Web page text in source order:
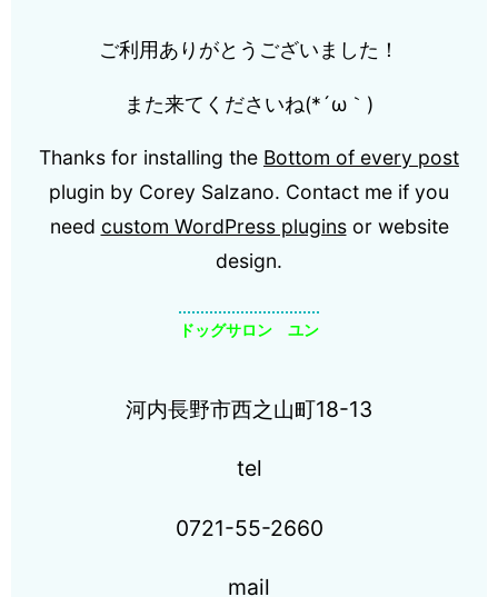
ご利用ありがとうございました！
また来てくださいね(*´ω｀)
Thanks for installing the Bottom of every post
plugin by Corey Salzano. Contact me if you
need custom WordPress pluginsor website
design.
ドッグサロン ユン
河内長野市西之山町18-13
tel
0721-55-2660
mail